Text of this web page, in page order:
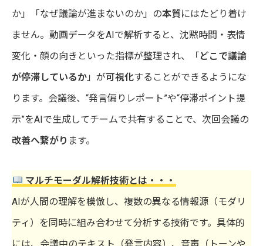
か」「なぜ議論が進まないのか」の本質にはたどり着け
ません。動画データをAIで解析すると、沈黙時間・表情
変化・顔の向きといった指標が整理され、「どこで議論
が停滞しているか 」が可視化することができるようにな
ります。会議後、“発言偏りレポート”や“停滞ポイント提
示”をAIで生成してチームで共有することで、次回会議の
改善へ繋がり ます。
マルチモーダル解析技術とは・・・
AIが人間の理解を模倣し、複数の異なる情報源（モダリ
ティ）を同時に組み合わせて分析する技術です。具体的